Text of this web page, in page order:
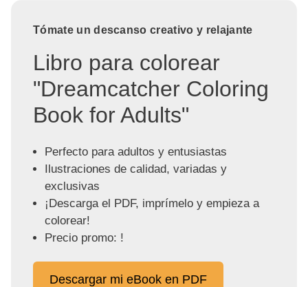
Tómate un descanso creativo y relajante
Libro para colorear
"Dreamcatcher Coloring
Book for Adults"
Perfecto para adultos y entusiastas
Ilustraciones de calidad, variadas y
exclusivas
¡Descarga el PDF, imprímelo y empieza a
colorear!
Precio promo: !
Descargar mi eBook en PDF